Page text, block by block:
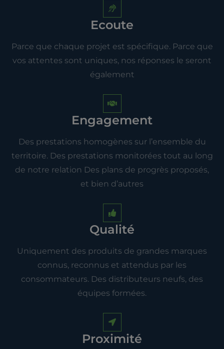
Ecoute
Parce que chaque projet est spécifique. Parce que
vos attentes sont uniques, nos réponses le seront
également
Engagement
Des prestations homogènes sur l’ensemble du
territoire. Des prestations monitorées tout au long
de notre relation Des plans de progrès proposés,
et bien d’autres
Qualité
Uniquement des produits de grandes marques
connus, reconnus et attendus par les
consommateurs. Des distributeurs neufs, des
équipes formées.
Proximité